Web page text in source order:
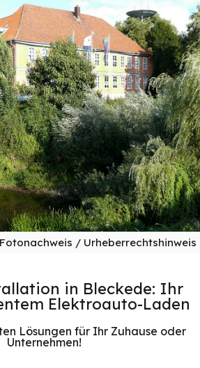
Fotonachweis / Urheberrechtshinweis
in Bleckede: Ihr
Elektroauto-Laden
Lösungen für Ihr Zuhause oder
Unternehmen!